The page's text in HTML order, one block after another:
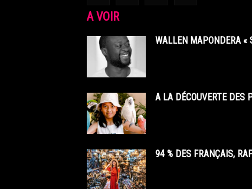
A VOIR
WALLEN MAPONDERA «
A LA DÉCOUVERTE DES
94 % DES FRANÇAIS,